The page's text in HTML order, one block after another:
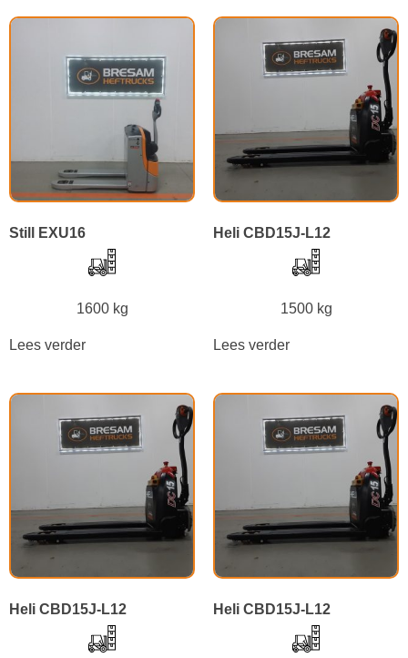
Still EXU16
1600 kg
Lees verder
Heli CBD15J-L12
1500 kg
Lees verder
Heli CBD15J-L12 Heli CBD15J-L12